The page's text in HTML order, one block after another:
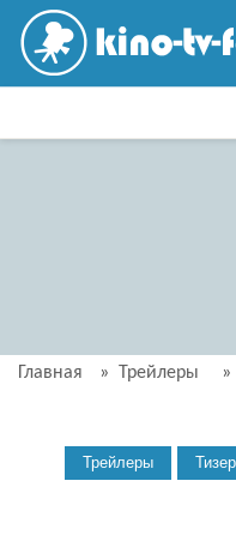
Главная » Трейлеры »